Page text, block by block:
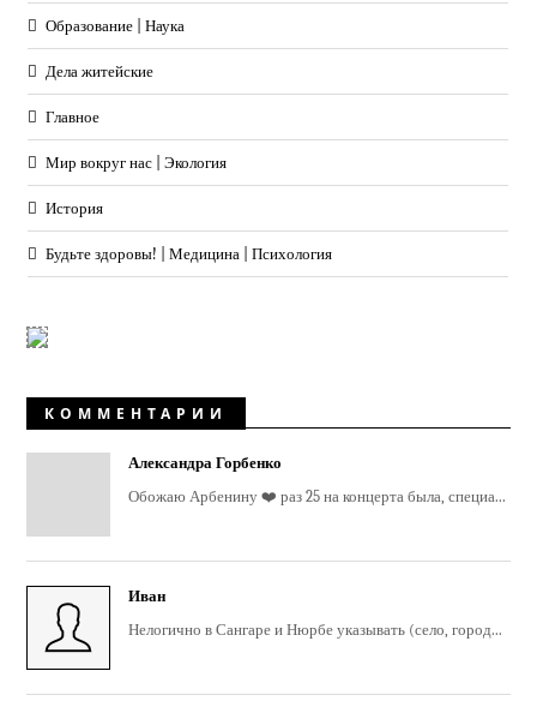
Образование | Наука
Дела житейские
Главное
Мир вокруг нас | Экология
История
Будьте здоровы! | Медицина | Психология
КОММЕНТАРИИ
Александра Горбенко
Обожаю Арбенину ❤️ раз 25 на концерта была, специа...
Иван
Нелогично в Сангаре и Нюрбе указывать (село, город...